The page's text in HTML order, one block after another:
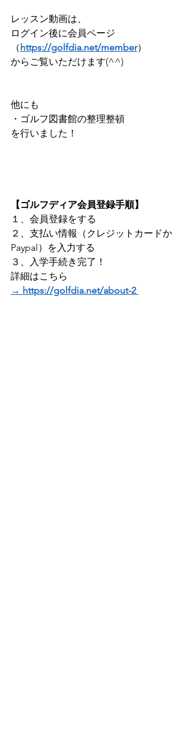
レッスン動画は、
ログイン後に会員ページ
（ https://golfdia.net/member）
からご覧いただけます(^^)
他にも
・ゴルフ図書館の整理整頓
を行いました！
【ゴルフディア会員登録手順】
１、会員登録をする ​
２、支払い情報（クレジットカードか
Paypal）を入力する
３、入学手続き完了！
詳細はこちら
→ https://golfdia.net/about-2